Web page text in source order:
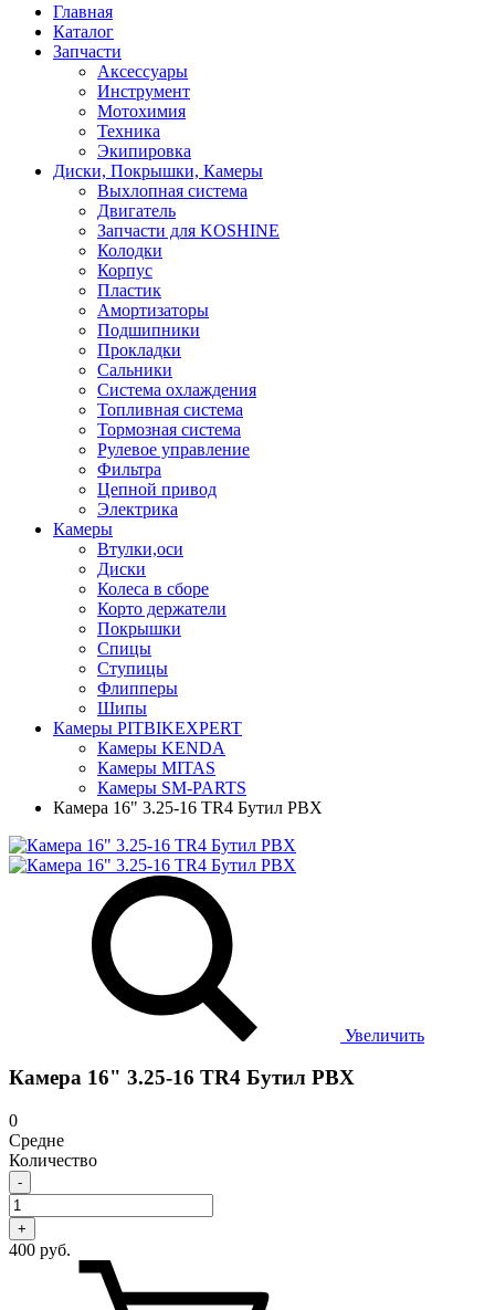
Главная
Каталог
Запчасти
Аксессуары
Инструмент
Мотохимия
Техника
Экипировка
Диски, Покрышки, Камеры
Выхлопная система
Двигатель
Запчасти для KOSHINE
Колодки
Корпус
Пластик
Амортизаторы
Подшипники
Прокладки
Сальники
Система охлаждения
Топливная система
Тормозная система
Рулевое управление
Фильтра
Цепной привод
Электрика
Камеры
Втулки,оси
Диски
Колеса в сборе
Корто держатели
Покрышки
Спицы
Ступицы
Флипперы
Шипы
Камеры PITBIKEXPERT
Камеры KENDA
Камеры MITAS
Камеры SM-PARTS
Камера 16" 3.25-16 TR4 Бутил PBX
Увеличить
Камера 16" 3.25-16 TR4 Бутил PBX
0
Средне
Количество
-
+
400 руб.